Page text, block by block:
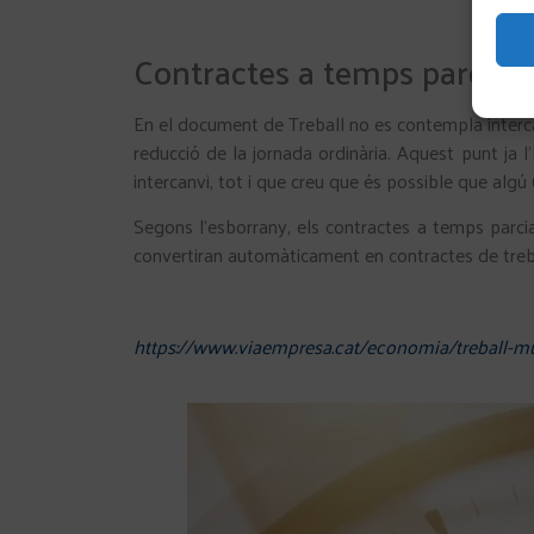
Contractes a temps
En el document de Treball no es contempla
reducció de la jornada ordinària. Aquest punt ja
intercanvi, tot i que creu que és possible que
Segons l’esborrany, els contractes a temps
convertiran automàticament en contractes de
https://www.viaempresa.cat/economia/treball-